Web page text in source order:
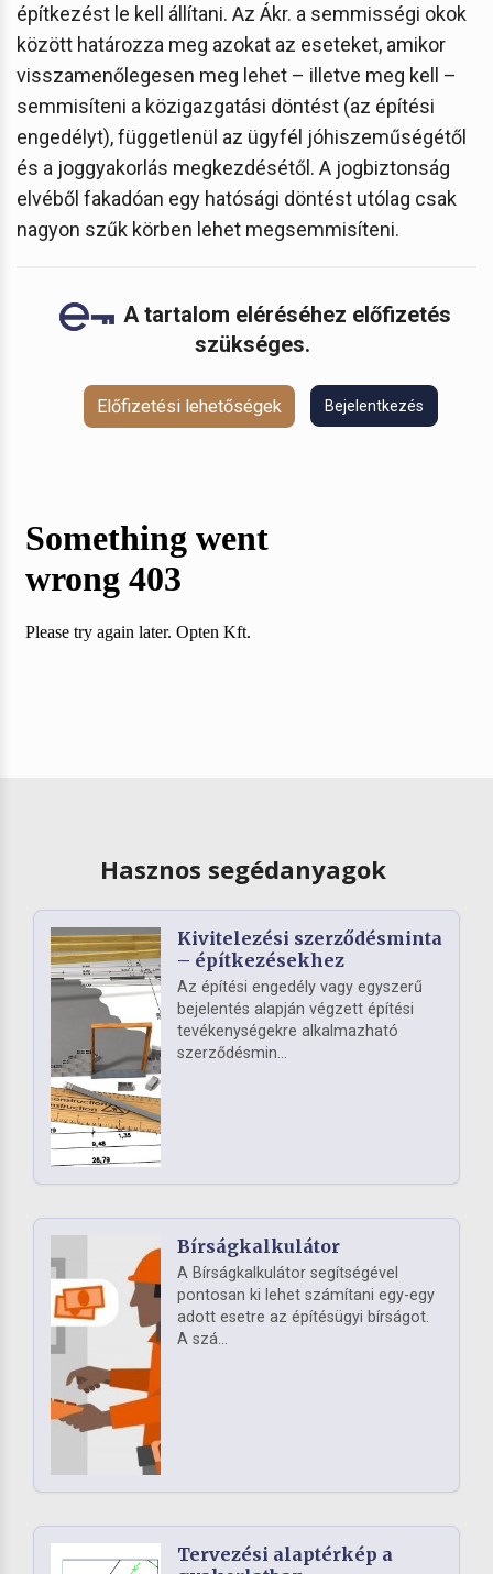
építkezést le kell állítani. Az Ákr. a semmisségi okok
között határozza meg azokat az eseteket, amikor
visszamenőlegesen meg lehet – illetve meg kell –
semmisíteni a közigazgatási döntést (az építési
engedélyt), függetlenül az ügyfél jóhiszeműségétől
és a joggyakorlás megkezdésétől. A jogbiztonság
elvéből fakadóan egy hatósági döntést utólag csak
nagyon szűk körben lehet megsemmisíteni.
A tartalom eléréséhez előfizetés
szükséges.
Előfizetési lehetőségek Bejelentkezés
Hasznos segédanyagok
Kivitelezési szerződésminta
– építkezésekhez
Az építési engedély vagy egyszerű
bejelentés alapján végzett építési
tevékenységekre alkalmazható
szerződésmin...
Bírságkalkulátor
A Bírságkalkulátor segítségével
pontosan ki lehet számítani egy-egy
adott esetre az építésügyi bírságot.
A szá...
Tervezési alaptérkép a